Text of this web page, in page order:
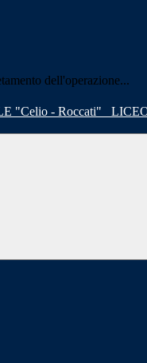
dell'operazione...